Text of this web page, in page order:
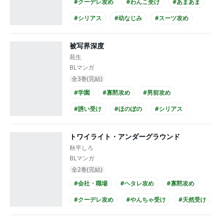
#クーデレ攻め
#わんこ受け
#あまあま
#シリアス
#幼なじみ
#スーツ攻め
#黒髪受け
#ドラマCD化
#20代攻め
#20代受け
被写界深度
苑生
BLマンガ
全3巻(完結)
#学園
#寡黙攻め
#男前攻め
#誘い受け
#ほのぼの
#シリアス
#同級生
#ノンケ攻め
#ノンケ受け
#高校生攻め
トワイライト・アンダーグラウンド
秋平しろ
BLマンガ
全2巻(完結)
#会社・職場
#ヘタレ攻め
#寡黙攻め
#クーデレ攻め
#やんちゃ受け
#天然受け
#ほのぼの
#シュール
#仕事関係